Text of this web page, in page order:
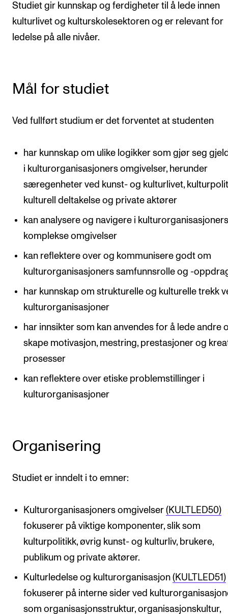
Kontaktpunkt
Studentutvalet SUT
Biblioteket
Studiet gir kunnskap og ferdigheter til å lede innen
kulturlivet og kulturskolesektoren og er relevant for
ledelse på alle nivåer.
Mål for studiet
Ved fullført studium er det forventet at studenten
har kunnskap om ulike logikker som gjør seg
i kulturorganisasjoners omgivelser, herunder
særegenheter ved kunst- og kulturlivet,
kulturell deltakelse og private aktører
kan analysere og navigere i
komplekse omgivelser
kan reflektere over og kommunisere godt om
kulturorganisasjoners samfunnsrolle og -
har kunnskap om strukturelle og kulturelle trekk
kulturorganisasjoner
har innsikter som kan anvendes for å lede andre
skape motivasjon, mestring, prestasjoner og
prosesser
kan reflektere over etiske problemstillinger i
kulturorganisasjoner
Organisering
Studiet er inndelt i to emner:
Kulturorganisasjoners omgivelser(KULTLED50)
fokuserer på viktige komponenter, slik som
kulturpolitikk, øvrig kunst- og kulturliv, brukere,
publikum og private aktører.
Kulturledelse og kulturorganisasjon(KULTLED51)
fokuserer på interne sider ved
som organisasjonsstruktur, organisasjonskultur,